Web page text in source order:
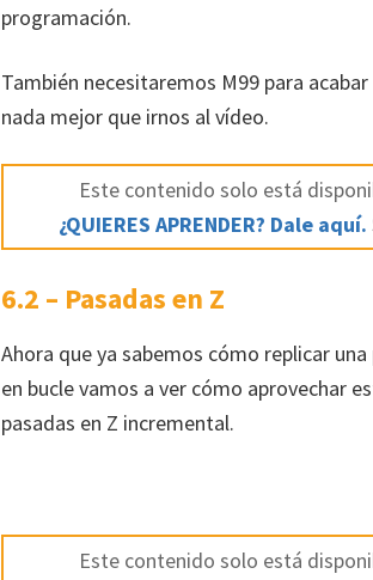
programación.
También necesitaremos M99 para
nada mejor que irnos al vídeo.
Este contenido solo está
¿QUIERES APRENDER? Dale aquí.
6.2 – Pasadas en Z
Ahora que ya sabemos cómo replicar
en bucle vamos a ver cómo aprovechar
pasadas en Z incremental.
Este contenido solo está